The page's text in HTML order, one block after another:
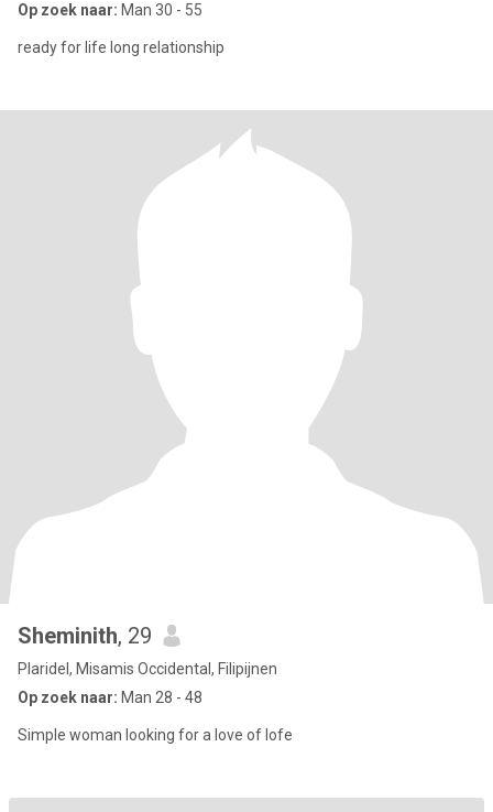
Op zoek naar: Man 30 - 55
ready for life long relationship
Sheminith, 29
Plaridel, Misamis Occidental, Filipijnen
Op zoek naar: Man 28 - 48
Simple woman looking for a love of lofe